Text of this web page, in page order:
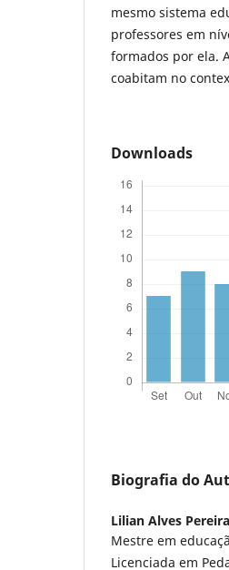
mesmo sistema
professores em
formados por ela.
coabitam no
Downloads
Biografia do
Lilian Alves
Mestre em
Licenciada em